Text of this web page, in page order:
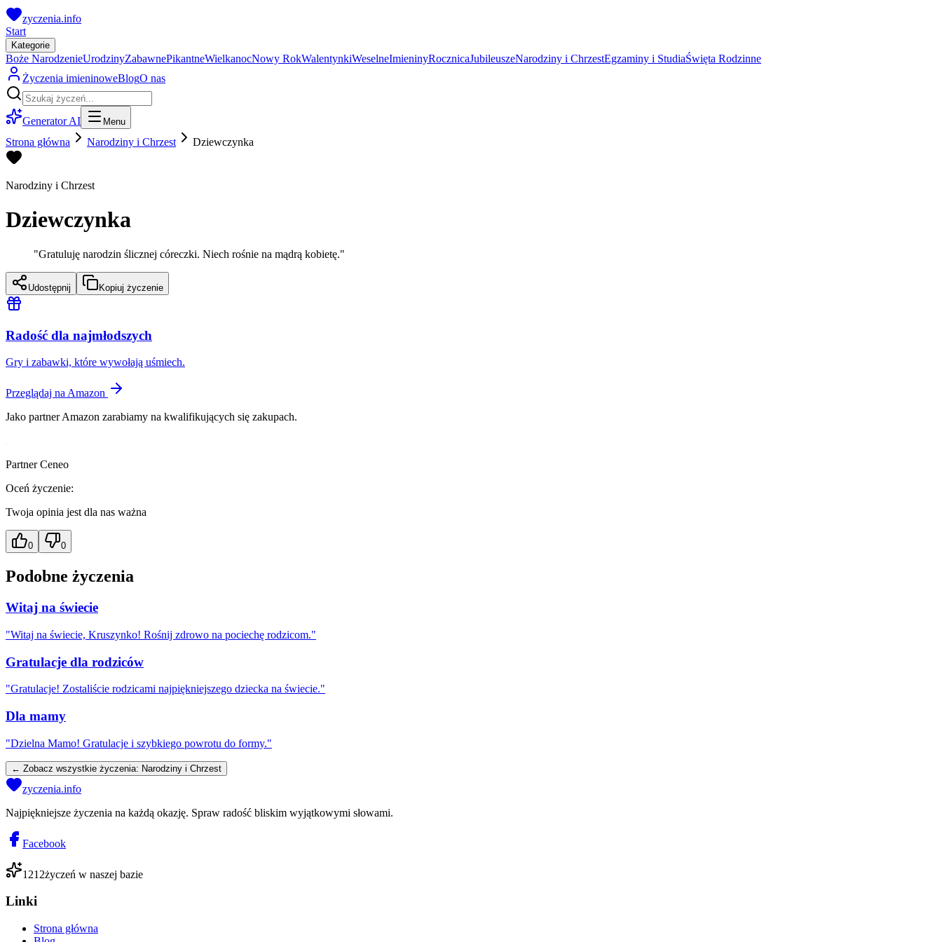
zyczenia.info
Start
Kategorie
Boże NarodzenieUrodzinyZabawnePikantneWielkanocNowy RokWalentynkiWeselneImieninyRocznicaJubileuszeNarodziny i ChrzestEgzaminy i StudiaŚwięta Rodzinne
Życzenia imieninoweBlogO nas
Generator AI Menu
Strona główna Narodziny i Chrzest Dziewczynka
Narodziny i Chrzest
Dziewczynka
"Gratuluję narodzin ślicznej córeczki. Niech rośnie na mądrą kobietę."
Udostępnij Kopiuj życzenie
Radość dla najmłodszych
Gry i zabawki, które wywołają uśmiech.
Przeglądaj na Amazon
Jako partner Amazon zarabiamy na kwalifikujących się zakupach.
Partner Ceneo
Oceń życzenie:
Twoja opinia jest dla nas ważna
0 0
Podobne życzenia
Witaj na świecie
"Witaj na świecie, Kruszynko! Rośnij zdrowo na pociechę rodzicom."
Gratulacje dla rodziców
"Gratulacje! Zostaliście rodzicami najpiękniejszego dziecka na świecie."
Dla mamy
"Dzielna Mamo! Gratulacje i szybkiego powrotu do formy."
← Zobacz wszystkie życzenia: Narodziny i Chrzest
zyczenia.info
Najpiękniejsze życzenia na każdą okazję. Spraw radość bliskim wyjątkowymi słowami.
Facebook
1212życzeń w naszej bazie
Linki
Strona główna